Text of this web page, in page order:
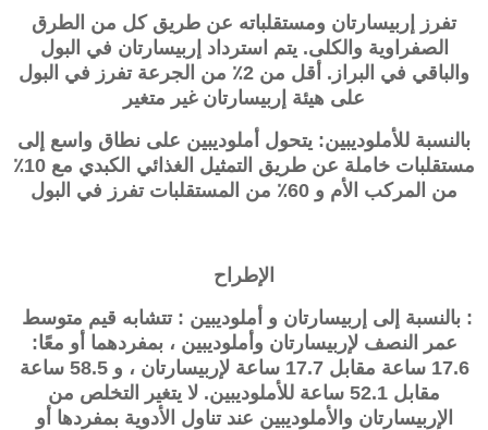
تفرز
إربيسارتان ومستقلباته عن طريق كل من الطرق
الصفراوية والكلى. يتم استرداد إربيسارتان في البول
والباقي في البراز. أقل من 2٪ من الجرعة تفرز في البول
على هيئة إربيسارتان غير متغير
بالنسبة للأملوديبين: يتحول أملوديبين على نطاق واسع إلى
مستقلبات خاملة عن طريق التمثيل الغذائي الكبدي مع 10٪
من المركب الأم و 60٪ من المستقلبات تفرز في البول
الإطراح
: بالنسبة إلى إربيسارتان و أملوديبين : تتشابه قيم متوسط ​​
عمر النصف لإربيسارتان وأملوديبين ، بمفردهما أو معًا:
17.6 ساعة مقابل 17.7 ساعة لإربيسارتان ، و 58.5 ساعة
مقابل 52.1 ساعة للأملوديبين. لا يتغير التخلص من
الإربيسارتان والأملوديبين عند تناول الأدوية بمفردها أو